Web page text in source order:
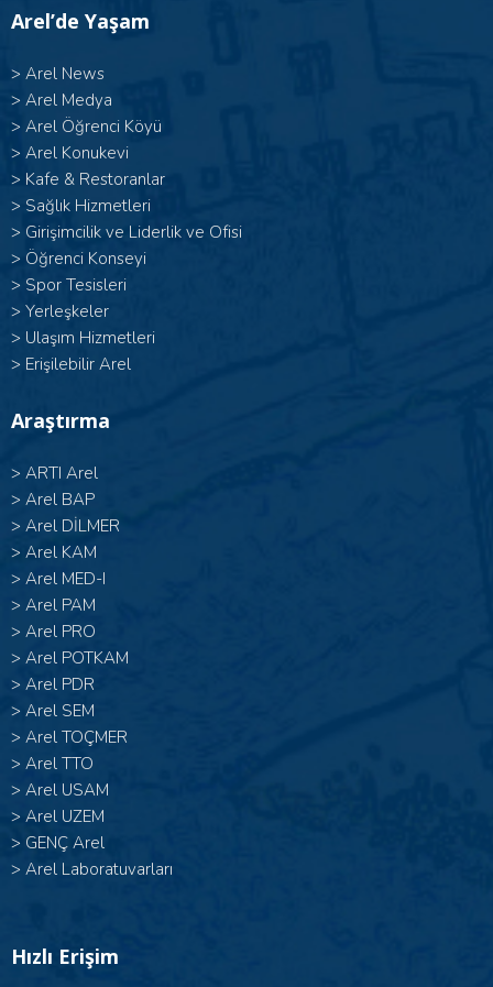
Arel’de Yaşam
> Arel News
> Arel Medya
> Arel Öğrenci Köyü
> Arel Konukevi
> Kafe & Restoranlar
> Sağlık Hizmetleri
> Girişimcilik ve Liderlik ve Ofisi
> Öğrenci Konseyi
> Spor Tesisleri
> Yerleşkeler
> Ulaşım Hizmetleri
> Erişilebilir Arel
Araştırma
> ARTI Arel
> Arel BAP
> Arel DİLMER
> Arel KAM
> Arel MED-I
> Arel PAM
> Arel PRO
> Arel POTKAM
> Arel PDR
> Arel SEM
> Arel TOÇMER
> Arel TTO
> Arel USAM
> Arel UZEM
> GENÇ Arel
> Arel Laboratuvarları
Hızlı Erişim